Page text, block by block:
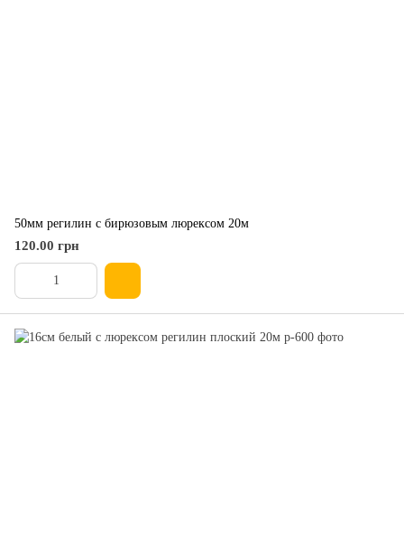
50мм регилин с бирюзовым люрексом 20м
120.00 грн